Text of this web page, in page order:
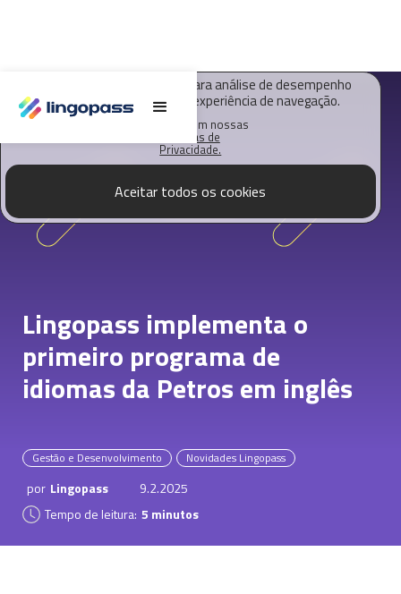
O Lingopass utiliza cookies para análise de desempenho
deste site e melhorar sua experiência de navegação.
Saiba mais em nossas
Políticas de
Privacidade.
Aceitar todos os cookies
Lingopass implementa o
primeiro programa de
idiomas da Petros em inglês
Gestão e Desenvolvimento Novidades Lingopass
por Lingopass
9.2.2025
Tempo de leitura: 5 minutos